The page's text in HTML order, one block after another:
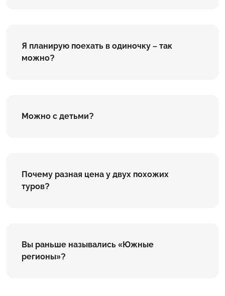
Я планирую поехать в одиночку – так
можно?
Можно с детьми?
Почему разная цена у двух похожих
туров?
Вы раньше назывались «Южные
регионы»?